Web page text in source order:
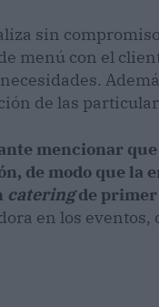
sin
menú con el
de las
mencionar
de modo que la
cateringde
en los eventos,